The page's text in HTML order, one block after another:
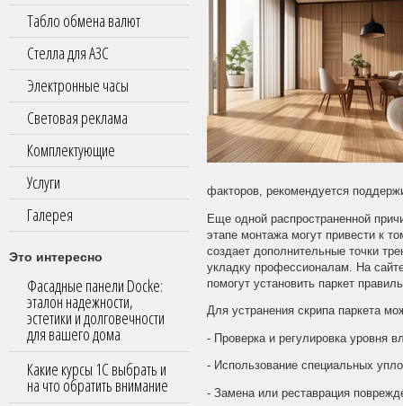
Табло обмена валют
Стелла для АЗС
Электронные часы
Световая реклама
Комплектующие
Услуги
Галерея
Это интересно
Фасадные панели Docke:
эталон надежности,
эстетики и долговечности
для вашего дома
Какие курсы 1С выбрать и
на что обратить внимание
факторов, рекомендуется
Еще одной распространенной
этапе монтажа могут привести к
создает дополнительные точки
укладку профессионалам. На
помогут установить паркет
Для устранения скрипа паркета
- Проверка и регулировка уровня
- Использование специальных
- Замена или реставрация